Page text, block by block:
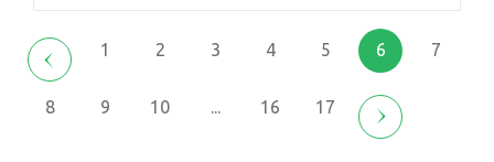
1 2 3 4 5 6 7
8 9 10 ... 16 17